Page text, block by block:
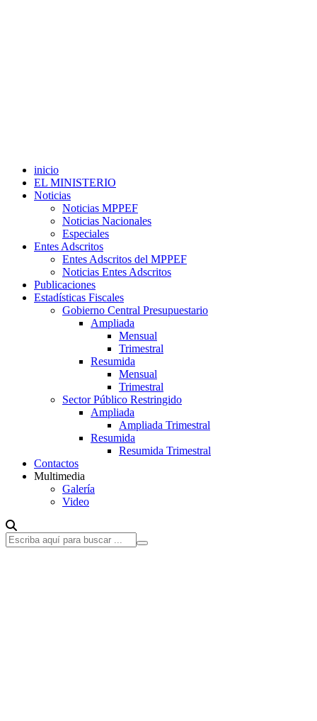
inicio
EL MINISTERIO
Noticias
Noticias MPPEF
Noticias Nacionales
Especiales
Entes Adscritos
Entes Adscritos del MPPEF
Noticias Entes Adscritos
Publicaciones
Estadísticas Fiscales
Gobierno Central Presupuestario
Ampliada
Mensual
Trimestral
Resumida
Mensual
Trimestral
Sector Público Restringido
Ampliada
Ampliada Trimestral
Resumida
Resumida Trimestral
Contactos
Multimedia
Galería
Video